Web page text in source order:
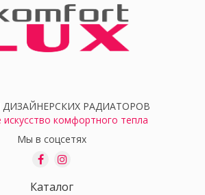
РАДИАТОРОВ
комфортного тепла
Мы в соцсетях
Каталог